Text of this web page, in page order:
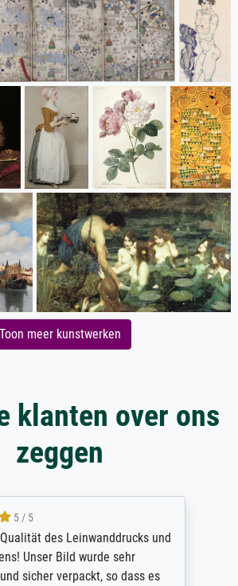
Toon meer kunstwerken
klanten over ons
zeggen
5 / 5
des Leinwanddrucks und
Unser Bild wurde sehr
sicher verpackt, so dass es